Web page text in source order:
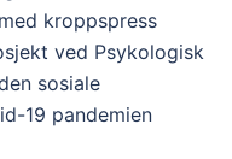
kroppspress
ved Psykologisk
sosiale
19 pandemien